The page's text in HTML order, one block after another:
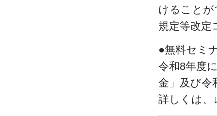
けること
規定等改定
●無料セミ
令和8年度
金」及び令
詳しくは、